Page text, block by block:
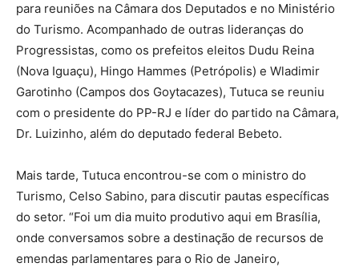
para reuniões na Câmara dos Deputados e no Ministério
do Turismo. Acompanhado de outras lideranças do
Progressistas, como os prefeitos eleitos Dudu Reina
(Nova Iguaçu), Hingo Hammes (Petrópolis) e Wladimir
Garotinho (Campos dos Goytacazes), Tutuca se reuniu
com o presidente do PP-RJ e líder do partido na Câmara,
Dr. Luizinho, além do deputado federal Bebeto.
Mais tarde, Tutuca encontrou-se com o ministro do
Turismo, Celso Sabino, para discutir pautas específicas
do setor. “Foi um dia muito produtivo aqui em Brasília,
onde conversamos sobre a destinação de recursos de
emendas parlamentares para o Rio de Janeiro,